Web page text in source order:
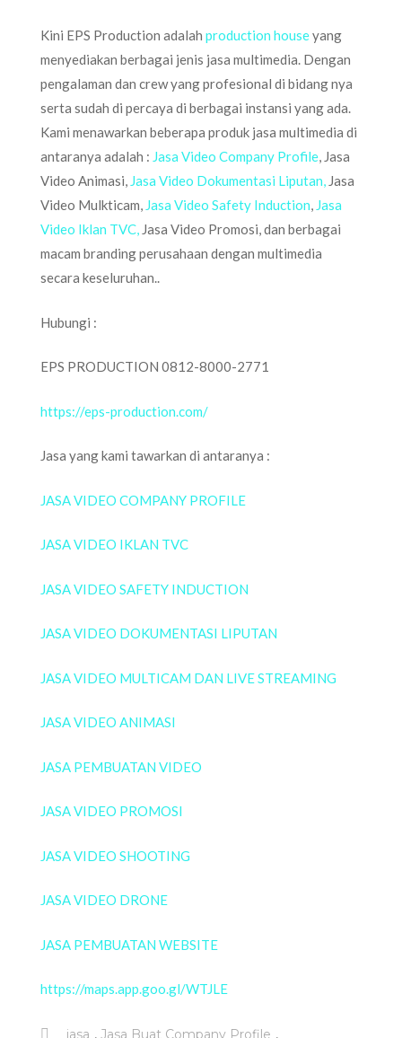
Kini EPS Production adalah production houseyang
menyediakan berbagai jenis jasa multimedia. Dengan
pengalaman dan crew yang profesional di bidang nya
serta sudah di percaya di berbagai instansi yang ada.
Kami menawarkan beberapa produk jasa multimedia di
antaranya adalah : Jasa Video Company Profile, Jasa
Video Animasi, Jasa Video Dokumentasi Liputan, Jasa
Video Mulkticam, Jasa Video Safety Induction, Jasa
Video Iklan TVC, Jasa Video Promosi, dan berbagai
macam branding perusahaan dengan multimedia
secara keseluruhan..
Hubungi :
EPS PRODUCTION 0812-8000-2771
https://eps-production.com/
Jasa yang kami tawarkan di antaranya :
JASA VIDEO COMPANY PROFILE
JASA VIDEO IKLAN TVC
JASA VIDEO SAFETY INDUCTION
JASA VIDEO DOKUMENTASI LIPUTAN
JASA VIDEO MULTICAM DAN LIVE STREAMING
JASA VIDEO ANIMASI
JASA PEMBUATAN VIDEO
JASA VIDEO PROMOSI
JASA VIDEO SHOOTING
JASA VIDEO DRONE
JASA PEMBUATAN WEBSITE
https://maps.app.goo.gl/WTJLE
jasa , Jasa Buat Company Profile ,